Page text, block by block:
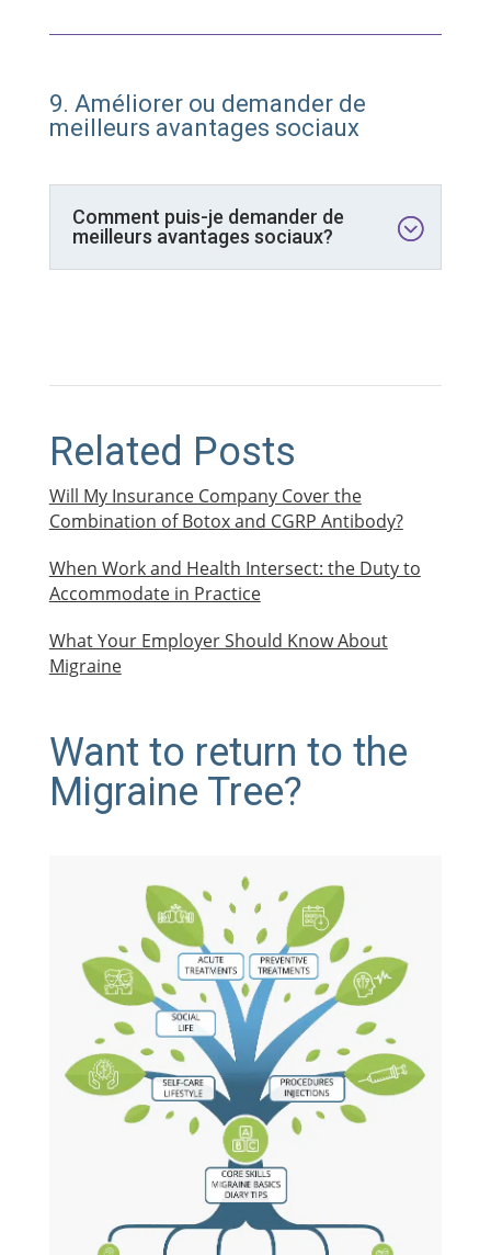
9. Améliorer ou demanderde
meilleurs avantages sociaux
Comment puis-je demander de
meilleurs avantages sociaux?
Related Posts
Will My Insurance Company Cover the
Combination of Botox and CGRP Antibody?
When Work and Health Intersect: the Duty to
Accommodate in Practice
What Your Employer Should Know About
Migraine
Want to return to the
Migraine Tree?